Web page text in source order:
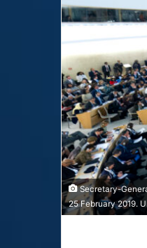
Secretary-
25 February 2019.